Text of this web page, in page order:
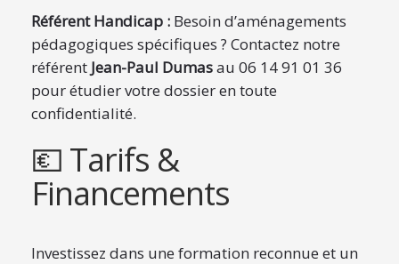
Référent Handicap : Besoin d’aménagements
pédagogiques spécifiques ? Contactez notre
référent Jean-Paul Dumasau 06 14 91 01 36
pour étudier votre dossier en toute
confidentialité.
💶 Tarifs &
Financements
Investissez dans une formation reconnue et un